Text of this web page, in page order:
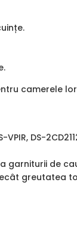
camerele lor
DS-
garniturii de
greutatea